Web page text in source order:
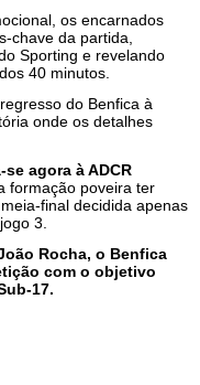
os encarnados
chave da partida,
Sporting e revelando
40 minutos.
do Benfica à
onde os detalhes
agora à ADCR
formação poveira ter
final decidida apenas
3.
Rocha, o Benfica
com o objetivo
17.